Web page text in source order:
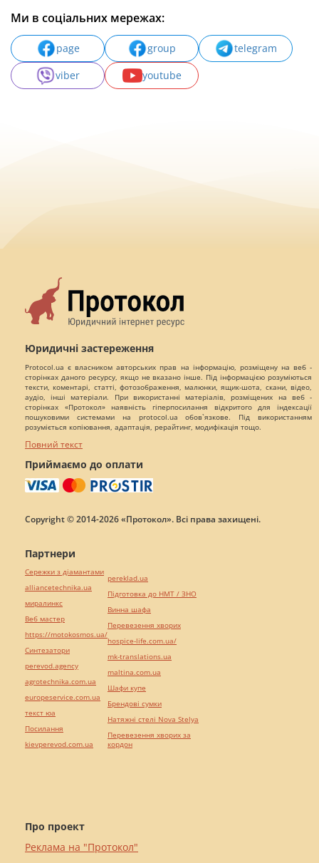
Ми в соціальних мережах:
page group
telegram
viber
youtube
Юридичні застереження
Protocol.ua є власником авторських прав на інформацію, розміщену на веб -
сторінках даного ресурсу, якщо не вказано інше. Під інформацією розуміються
тексти, коментарі, статті, фотозображення, малюнки, ящик-шота, скани, відео,
аудіо, інші матеріали. При використанні матеріалів, розміщених на веб -
сторінках «Протокол» наявність гіперпосилання відкритого для індексації
пошуковими системами на protocol.ua обов`язкове. Під використанням
розуміється копіювання, адаптація, рерайтинг, модифікація тощо.
Повний текст
Приймаємо до оплати
Copyright © 2014-2026 «Протокол». Всі права захищені.
Про проект
Реклама на "Протокол"
Партнери
Сережки з діамантами
alliancetechnika.ua
миралинкс
Веб мастер
https://motokosmos.ua/
Синтезатори
perevod.agency
agrotechnika.com.ua
europeservice.com.ua
текст юа
Посилання
kievperevod.com.ua
pereklad.ua
Підготовка до НМТ / ЗНО
Винна шафа
Перевезення хворих
hospice-life.com.ua/
mk-translations.ua
maltina.com.ua
Шафи купе
Брендові сумки
Натяжні стелі Nova Stelya
Перевезення хворих за
кордон